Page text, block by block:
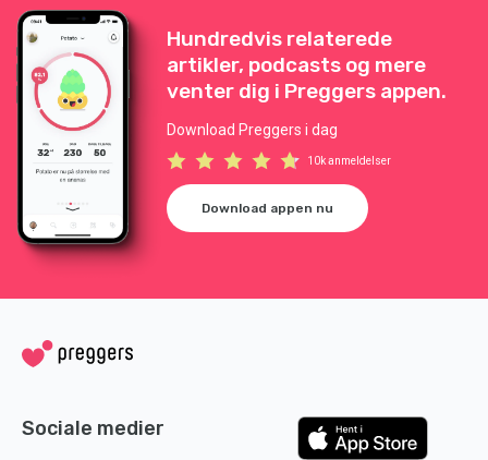
Hundredvis relaterede
artikler, podcasts og mere
venter dig i Preggers appen.
Download Preggers i dag
10k anmeldelser
Download appen nu
Sociale medier